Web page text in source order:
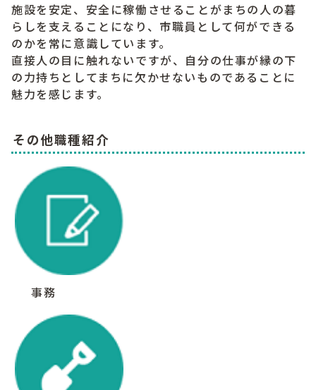
施設を安定、安全に稼働させることがまちの人の暮
らしを支えることになり、市職員として何ができる
のかを常に意識しています。
直接人の目に触れないですが、自分の仕事が縁の下
の力持ちとしてまちに欠かせないものであることに
魅力を感じます。
その他職種紹介
事務